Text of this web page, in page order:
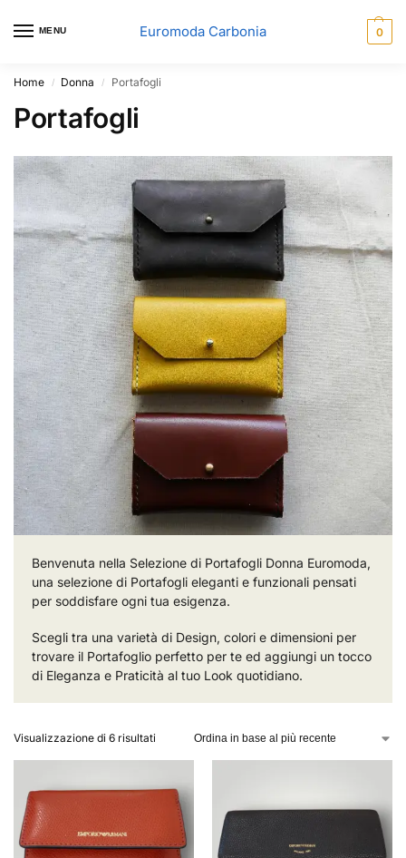
MENU Euromoda Carbonia 0
Home / Donna / Portafogli
Portafogli
Benvenuta nella Selezione di Portafogli Donna Euromoda,
una selezione di Portafogli eleganti e funzionali pensati
per soddisfare ogni tua esigenza.
Scegli tra una varietà di Design, colori e dimensioni per
trovare il Portafoglio perfetto per te ed aggiungi un tocco
di Eleganza e Praticità al tuo Look quotidiano.
Visualizzazione di 6 risultati